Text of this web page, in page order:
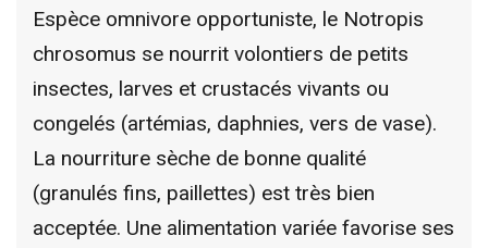
Espèce omnivore opportuniste, le Notropis
chrosomus se nourrit volontiers de petits
insectes, larves et crustacés vivants ou
congelés (artémias, daphnies, vers de vase).
La nourriture sèche de bonne qualité
(granulés fins, paillettes) est très bien
acceptée. Une alimentation variée favorise ses